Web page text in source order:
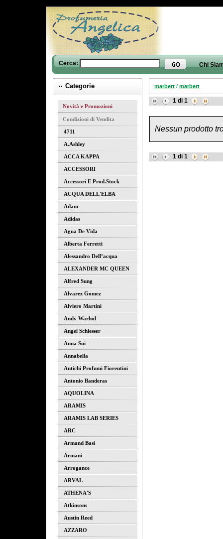
Cerca: Chi
Categorie
Novità e Promozioni
Condizioni di Vendita
4711
A.ashley
ACCA KAPPA
ACCESSORI
Accessori E Prod.stock
ACQUA DELL'ELBA
Adam
Adidas
Agua De Vida
Alberta Ferretti
Alessandro Dell’acqua
ALEXANDER MC QUEEN
Alfred Sung
Alvarez Gomez
Alviero Martini
Andy Warhol
Angel Schlesser
Anna Sui
Annabella
Antichi Profumi Fiorentini
Antonio Banderas
AQUOLINA
ARAMIS
ARAMIS LAB SERIES
ARC
Armand Basi
Armani
Arrogance
ARVAL
ATHENA'S
Atkinsons
Austin Reed
AZZARO
marbert/ marbert
1di 1
1di 1
Nessun prodotto